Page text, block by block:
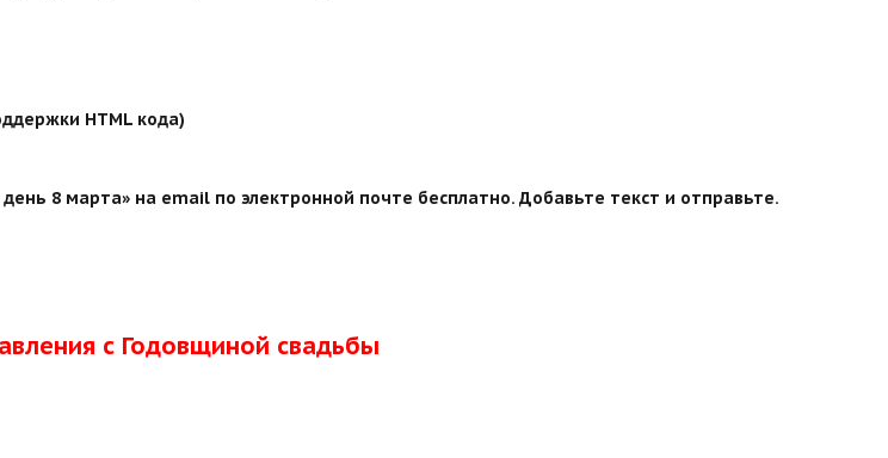
HTML кода)
8 марта» на email по электронной почте бесплатно. Добавьте текст и отправьте.
с Годовщиной свадьбы